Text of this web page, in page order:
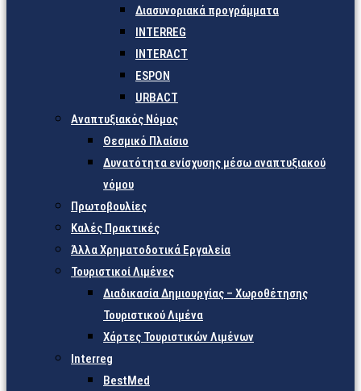
Διασυνοριακά προγράμματα
INTERREG
INTERACT
ESPON
URBACT
Αναπτυξιακός Νόμος
Θεσμικό Πλαίσιο
Δυνατότητα ενίσχυσης μέσω αναπτυξιακού
νόμου
Πρωτοβουλίες
Καλές Πρακτικές
Άλλα Χρηματοδοτικά Εργαλεία
Τουριστικοί Λιμένες
Διαδικασία Δημιουργίας – Χωροθέτησης
Τουριστικού Λιμένα
Χάρτες Τουριστικών Λιμένων
Interreg
BestMed